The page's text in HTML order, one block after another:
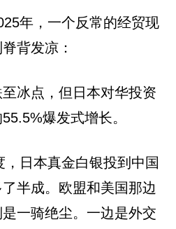
年，一个反常的经贸现
背发凉：
冰点，但日本对华投资
爆发式增长。
，日本真金白银投到中国
半成。欧盟和美国那边
一骑绝尘。一边是外交